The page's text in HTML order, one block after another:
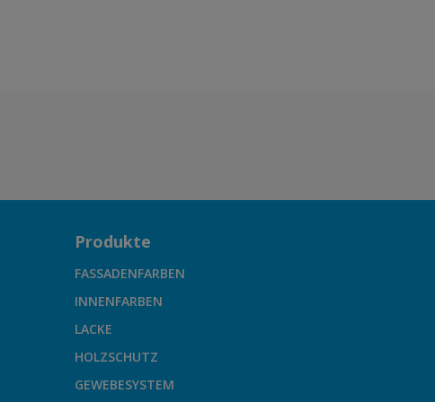
Produkte
FASSADENFARBEN
INNENFARBEN
LACKE
HOLZSCHUTZ
GEWEBESYSTEM